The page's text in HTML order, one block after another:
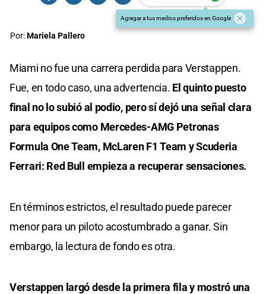
Agregar a tus medios preferidos en Google
Por:Mariela Pallero
Miami no fue una carrera perdida para Verstappen.
Fue, en todo caso, una advertencia. El quinto puesto
final no lo subió al podio, pero sí dejó una señal clara
para equipos como Mercedes-AMG Petronas
Formula One Team, McLaren F1 Team y Scuderia
Ferrari: Red Bull empieza a recuperar sensaciones.
En términos estrictos, el resultado puede parecer
menor para un piloto acostumbrado a ganar. Sin
embargo, la lectura de fondo es otra.
Verstappen largó desde la primera fila y mostró una